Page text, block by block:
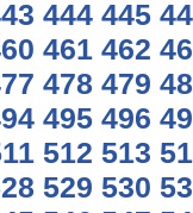
444 445
461 462
478 479
495 496
512 513
529 530